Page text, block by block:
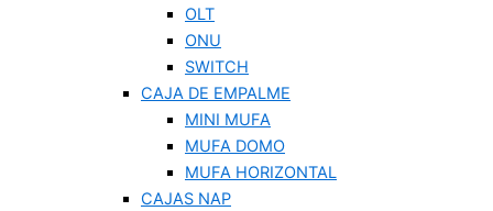
OLT
ONU
SWITCH
CAJA DE EMPALME
MINI MUFA
MUFA DOMO
MUFA HORIZONTAL
CAJAS NAP